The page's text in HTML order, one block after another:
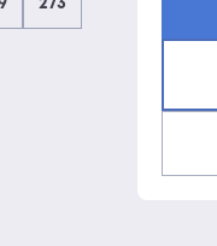
273